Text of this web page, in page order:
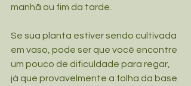
manhã ou fim da tarde.
Se sua planta estiver sendo cultivada
em vaso, pode ser que você encontre
um pouco de dificuldade para regar,
já que provavelmente a folha da base